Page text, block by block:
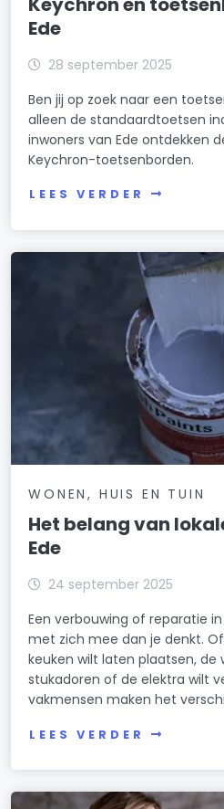
Ede
28 september 2025
Ben jij op zoek naar een
alleen de standaardtoetsen
inwoners van Ede ontdekken
Keychron-toetsenborden.
LEES VERDER
WONEN, HUIS EN TUIN
Het belang van
Ede
24 september 2025
Een verbouwing of reparatie
met zich mee dan je denkt.
keuken wilt laten plaatsen, de
stukadoren of de elektra wilt
vakmensen maken het
LEES VERDER